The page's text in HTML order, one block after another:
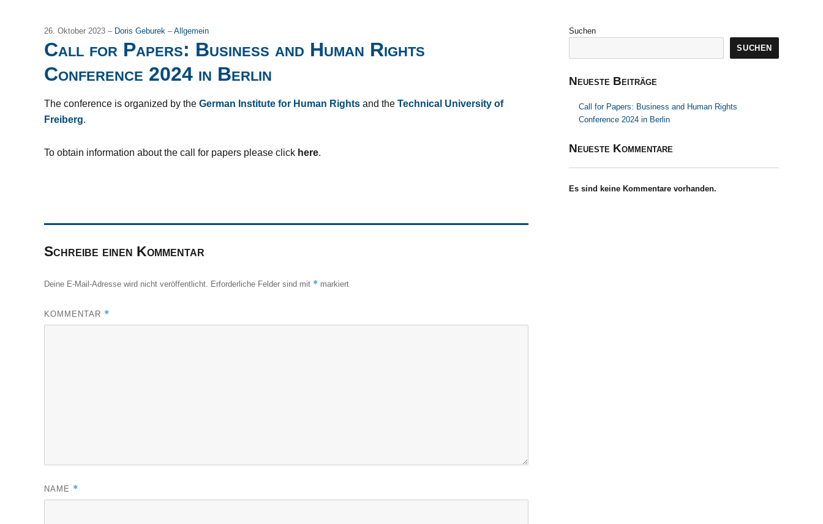
26. Oktober 2023 – Doris Geburek –Allgemein
Call for Papers: Business and Human Rights
Conference 2024 in Berlin
The conference is organized by the German Institute for Human Rights and the Technical University of
Freiberg.
To obtain information about the call for papers please click here.
Schreibe einen Kommentar
Deine E-Mail-Adresse wird nicht veröffentlicht. Erforderliche Felder sind mit * markiert
KOMMENTAR *
NAME *
Suchen
SUCHEN
Neueste Beiträge
Call for Papers: Business and Human Rights
Conference 2024 in Berlin
Neueste Kommentare
Es sind keine Kommentare vorhanden.